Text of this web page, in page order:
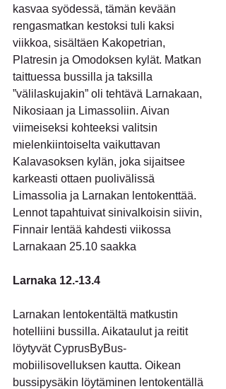
kasvaa syödessä, tämän kevään
rengasmatkan kestoksi tuli kaksi
viikkoa, sisältäen Kakopetrian,
Platresin ja Omodoksen kylät. Matkan
taittuessa bussilla ja taksilla
”välilaskujakin” oli tehtävä Larnakaan,
Nikosiaan ja Limassoliin. Aivan
viimeiseksi kohteeksi valitsin
mielenkiintoiselta vaikuttavan
Kalavasoksen kylän, joka sijaitsee
karkeasti ottaen puolivälissä
Limassolia ja Larnakan lentokenttää.
Lennot tapahtuivat sinivalkoisin siivin,
Finnair lentää kahdesti viikossa
Larnakaan 25.10 saakka
Larnaka 12.-13.4
Larnakan lentokentältä matkustin
hotelliini bussilla. Aikataulut ja reitit
löytyvät CyprusByBus-
mobiilisovelluksen kautta. Oikean
bussipysäkin löytäminen lentokentällä